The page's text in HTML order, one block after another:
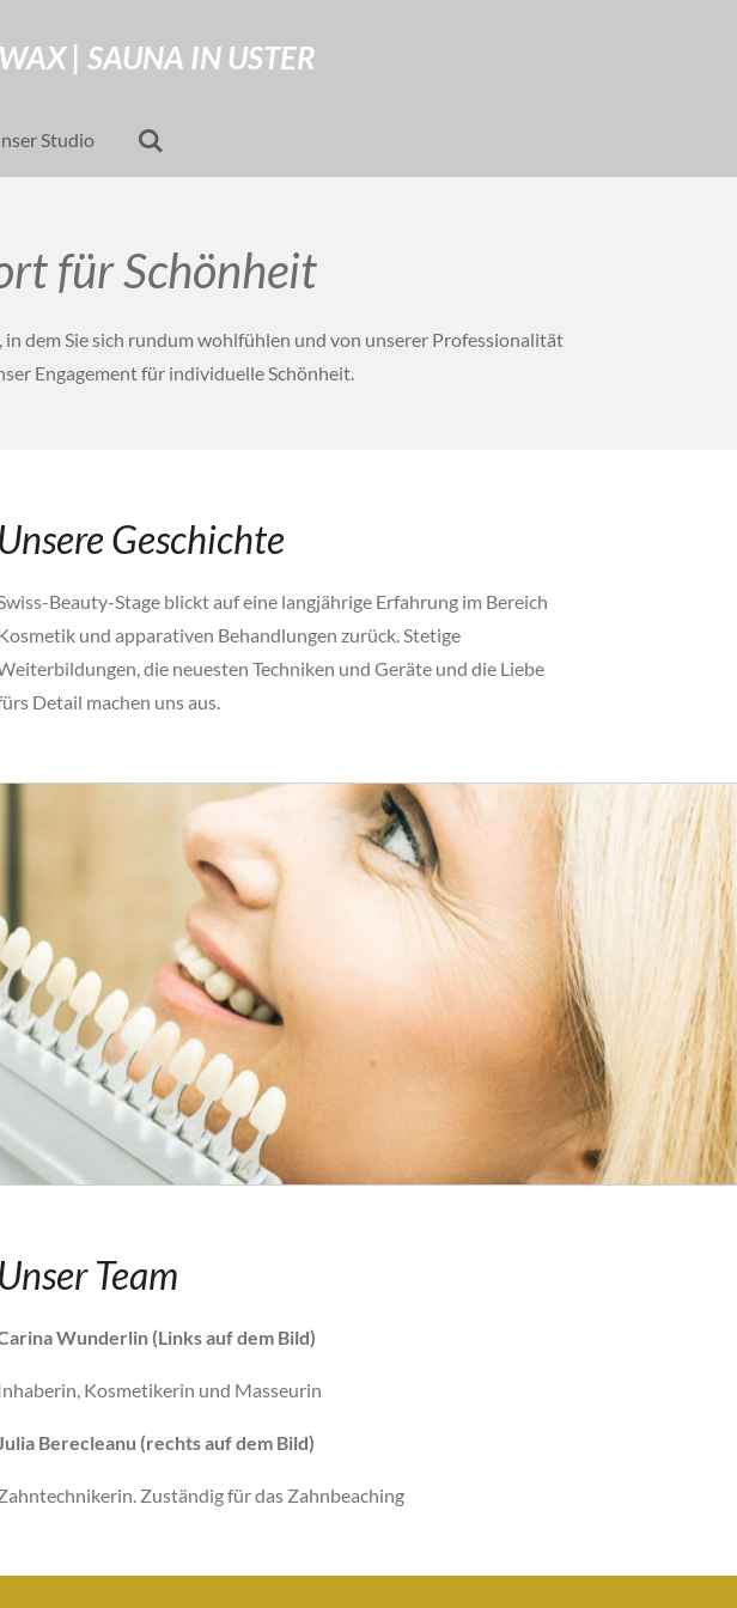
| SAUNA IN USTER
Studio
für Schönheit
dem Sie sich rundum wohlfühlen und von unserer Professionalität
Engagement für individuelle Schönheit.
Unsere Geschichte
Beauty-Stage blickt auf eine langjährige Erfahrung im Bereich
und apparativen Behandlungen zurück. Stetige
die neuesten Techniken und Geräte und die Liebe
Detail machen uns aus.
Unser Team
Wunderlin (Links auf dem Bild)
Kosmetikerin und Masseurin
Berecleanu (rechts auf dem Bild)
Zuständig für das Zahnbeaching